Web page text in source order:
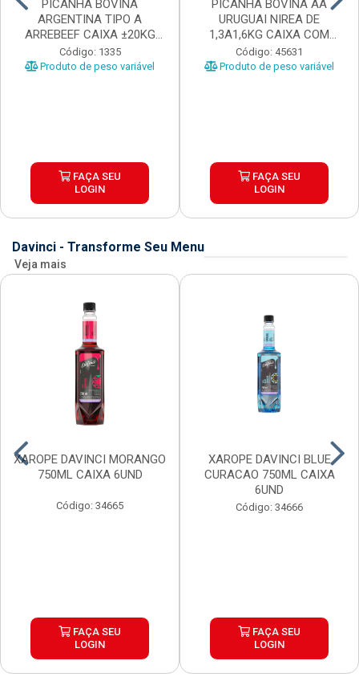
PICANHA BOVINA
ARGENTINA TIPO A
ARREBEEF CAIXA ±20KG
PEÇAS 1...
Código: 1335
Produto de peso variável
FAÇA SEU
LOGIN
PICANHA BOVINA AA
URUGUAI NIREA DE
1,3A1,6KG CAIXA COM
±15KG
Código: 45631
Produto de peso variável
FAÇA SEU
LOGIN
Davinci - Transforme Seu Menu
Veja mais
XAROPE DAVINCI MORANGO
750ML CAIXA 6UND
Código: 34665
FAÇA SEU
LOGIN
XAROPE DAVINCI BLUE
CURACAO 750ML CAIXA
6UND
Código: 34666
FAÇA SEU
LOGIN